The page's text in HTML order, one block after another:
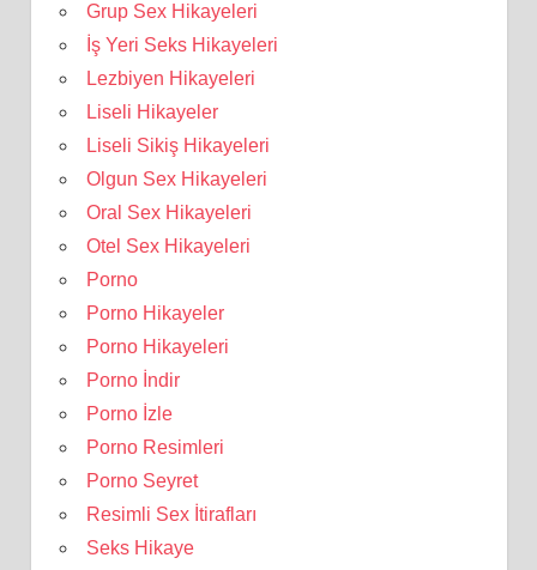
Grup Sex Hikayeleri
İş Yeri Seks Hikayeleri
Lezbiyen Hikayeleri
Liseli Hikayeler
Liseli Sikiş Hikayeleri
Olgun Sex Hikayeleri
Oral Sex Hikayeleri
Otel Sex Hikayeleri
Porno
Porno Hikayeler
Porno Hikayeleri
Porno İndir
Porno İzle
Porno Resimleri
Porno Seyret
Resimli Sex İtirafları
Seks Hikaye